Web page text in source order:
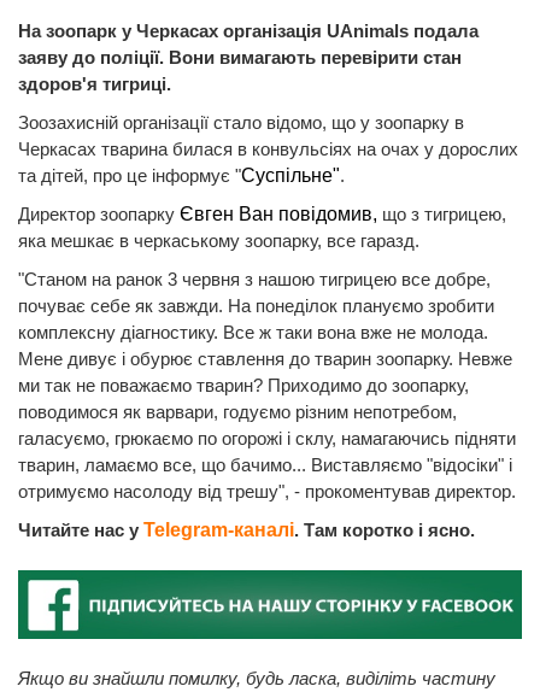
На зоопарк у Черкасах організація UAnimals подала
заяву до поліції. Вони вимагають перевірити стан
здоров'я тигриці.
Зоозахисній організації стало відомо, що у зоопарку в
Черкасах тварина билася в конвульсіях на очах у дорослих
та дітей, про це інформує "Суспільне".
Директор зоопарку Євген Ван повідомив, що з тигрицею,
яка мешкає в черкаському зоопарку, все гаразд.
"Станом на ранок 3 червня з нашою тигрицею все добре,
почуває себе як завжди. На понеділок плануємо зробити
комплексну діагностику. Все ж таки вона вже не молода.
Мене дивує і обурює ставлення до тварин зоопарку. Невже
ми так не поважаємо тварин? Приходимо до зоопарку,
поводимося як варвари, годуємо різним непотребом,
галасуємо, грюкаємо по огорожі і склу, намагаючись підняти
тварин, ламаємо все, що бачимо... Виставляємо "відосіки" і
отримуємо насолоду від трешу", - прокоментував директор.
Читайте нас у Telegram-каналі. Там коротко і ясно.
Якщо ви знайшли помилку, будь ласка, виділіть частину